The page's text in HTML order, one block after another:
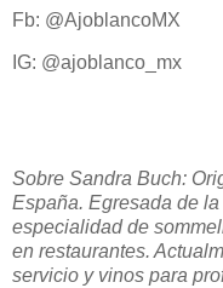
Fb: @AjoblancoMX
IG: @ajoblanco_mx
Sobre Sandra Buch:
España. Egresada de
especialidad de
en restaurantes.
servicio y vinos para